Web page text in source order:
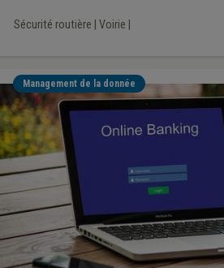
Sécurité routière Voirie
Management de la donnée